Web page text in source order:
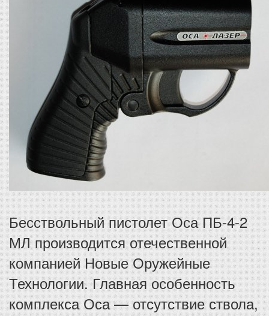
Бесствольный пистолет Оса ПБ-4-2
МЛ производится отечественной
компанией Новые Оружейные
Технологии. Главная особенность
комплекса Оса — отсутствие ствола,